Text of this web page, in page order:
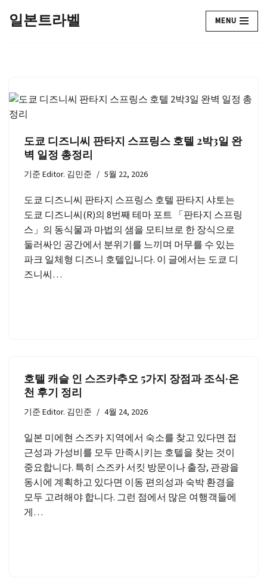
건
뛰
일본트라벨 MENU
도쿄 디즈니씨 판타지 스프링스 호텔 2박3일 완
벽 일정 총정리
기준Editor. 김민준 5월 22, 2026
도쿄 디즈니씨 판타지 스프링스 호텔 판타지 샤토는
도쿄 디즈니씨(R)의 8번째 테마 포트 「판타지 스프링
스」의 동식물과 마법의 샘을 모티브로 한 장식으로
둘러싸인 공간에서 분위기를 느끼며 머무를 수 있는
파크 일체형 디즈니 호텔입니다. 이 글에서는 도쿄 디
즈니씨…
호텔 캐슬 인 스즈카추오 5가지 장점과 조식·온
천 후기 정리
기준Editor. 김민준 4월 24, 2026
일본 미에현 스즈카 지역에서 숙소를 찾고 있다면 접
근성과 가성비를 모두 만족시키는 호텔을 찾는 것이
중요합니다. 특히 스즈카 서킷 방문이나 출장, 관광을
동시에 계획하고 있다면 이동 편의성과 숙박 환경을
모두 고려해야 합니다. 그런 점에서 많은 여행객들에
게…